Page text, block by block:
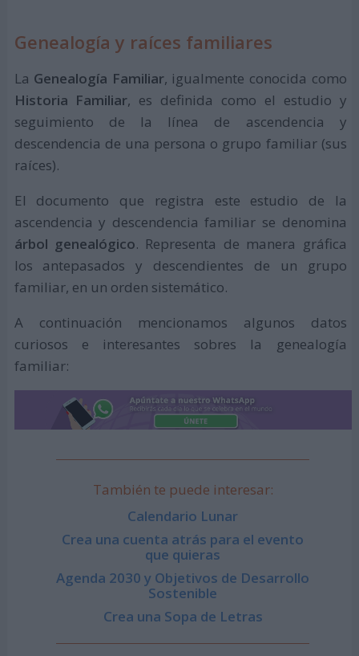
Genealogía y raíces familiares
La Genealogía Familiar, igualmente conocida como
Historia Familiar, es definida como el estudio y
seguimiento de la línea de ascendencia y
descendencia de una persona o grupo familiar (sus
raíces).
El documento que registra este estudio de la
ascendencia y descendencia familiar se denomina
árbol genealógico. Representa de manera gráfica
los antepasados y descendientes de un grupo
familiar, en un orden sistemático.
A continuación mencionamos algunos datos
curiosos e interesantes sobres la genealogía
familiar:
También te puede interesar:
Calendario Lunar
Crea una cuenta atrás para el evento
que quieras
Agenda 2030 y Objetivos de Desarrollo
Sostenible
Crea una Sopa de Letras